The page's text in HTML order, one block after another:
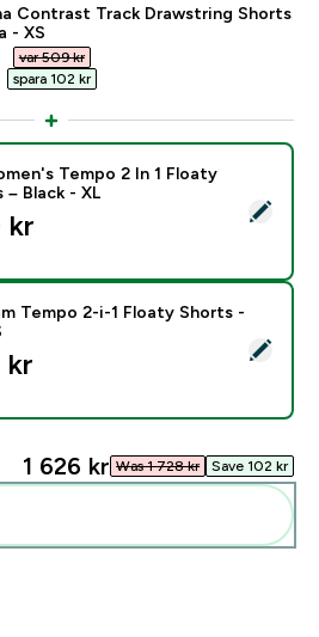
Contrast Track Drawstring Shorts
- XS
price
var 509 kr‎
spara 102 kr‎
- MP Women's Tempo 2 In 1
Tempo 2 In 1 Floaty
– Black - XL
kr‎
- MP Dam Tempo 2-i-1 Floaty
Tempo 2-i-1 Floaty Shorts -
kr‎
1 626 kr‎ Was 1 728 kr‎ Save 102 kr‎